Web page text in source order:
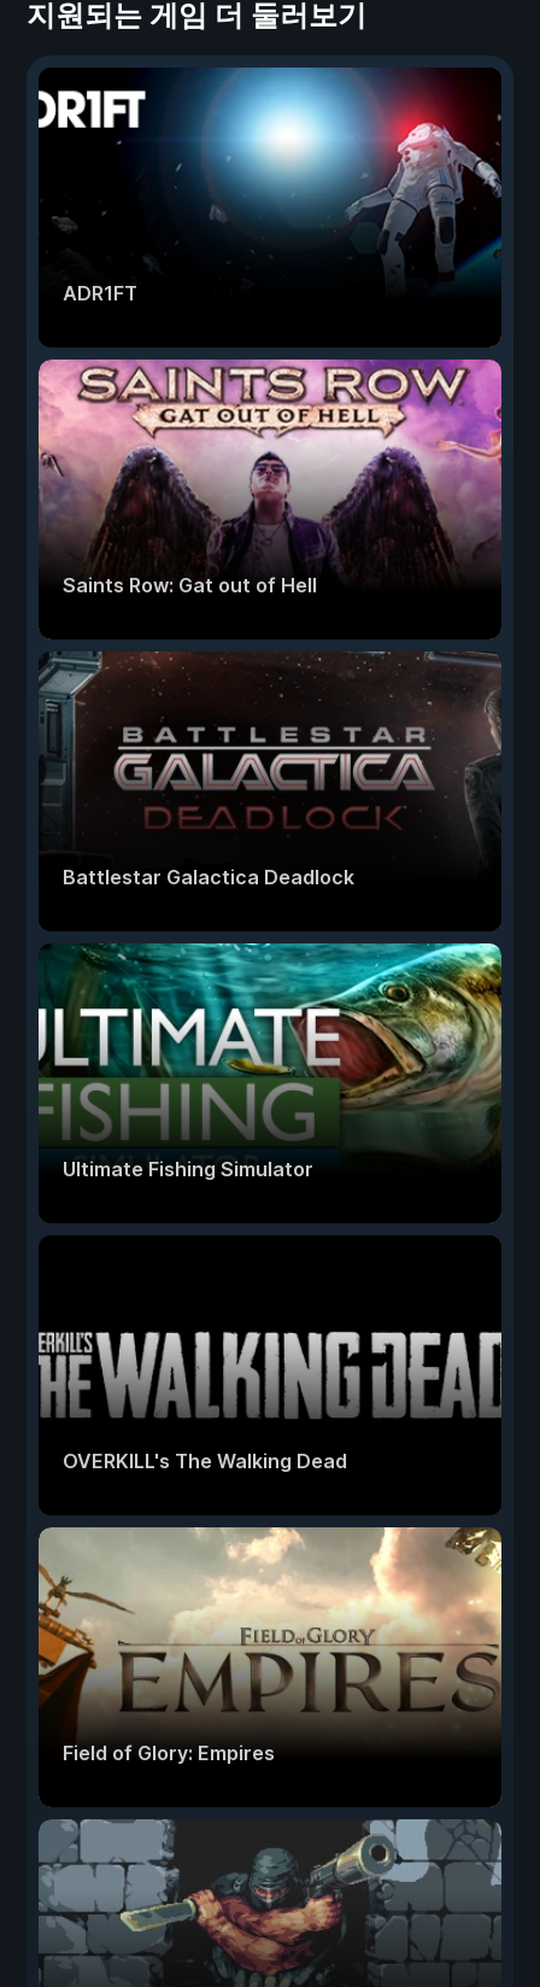
지원되는 게임 더 둘러보기
ADR1FT
Saints Row: Gat out of Hell
Battlestar Galactica Deadlock
Ultimate Fishing Simulator
OVERKILL's The Walking Dead
Field of Glory: Empires